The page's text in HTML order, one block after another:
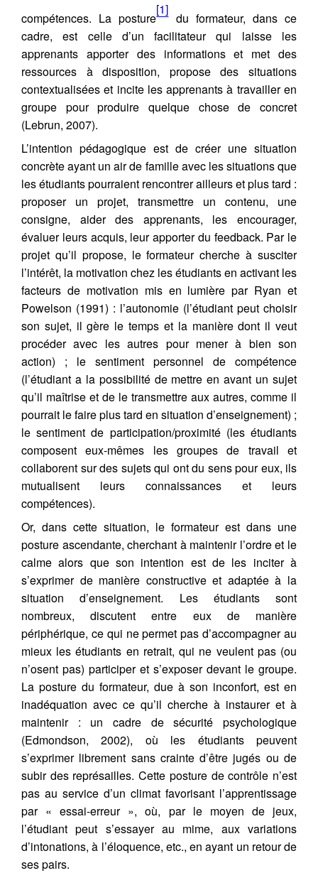
compétences. La posture
[1]
du formateur, dans ce
cadre, est celle d’un facilitateur qui laisse les
apprenants apporter des informations et met des
ressources à disposition, propose des situations
contextualisées et incite les apprenants à travailler en
groupe pour produire quelque chose de concret
(Lebrun, 2007).
L’intention pédagogique est de créer une situation
concrète ayant un air de famille avec les situations que
les étudiants pourraient rencontrer ailleurs et plus tard :
proposer un projet, transmettre un contenu, une
consigne, aider des apprenants, les encourager,
évaluer leurs acquis, leur apporter du feedback. Par le
projet qu’il propose, le formateur cherche à susciter
l’intérêt, la motivation chez les étudiants en activant les
facteurs de motivation mis en lumière par Ryan et
Powelson (1991) : l’autonomie (l’étudiant peut choisir
son sujet, il gère le temps et la manière dont il veut
procéder avec les autres pour mener à bien son
action) ; le sentiment personnel de compétence
(l’étudiant a la possibilité de mettre en avant un sujet
qu’il maîtrise et de le transmettre aux autres, comme il
pourrait le faire plus tard en situation d’enseignement) ;
le sentiment de participation/proximité (les étudiants
composent eux-mêmes les groupes de travail et
collaborent sur des sujets qui ont du sens pour eux, ils
mutualisent leurs connaissances et leurs
compétences).
Or, dans cette situation, le formateur est dans une
posture ascendante, cherchant à maintenir l’ordre et le
calme alors que son intention est de les inciter à
s’exprimer de manière constructive et adaptée à la
situation d’enseignement. Les étudiants sont
nombreux, discutent entre eux de manière
périphérique, ce qui ne permet pas d’accompagner au
mieux les étudiants en retrait, qui ne veulent pas (ou
n’osent pas) participer et s’exposer devant le groupe.
La posture du formateur, due à son inconfort, est en
inadéquation avec ce qu’il cherche à instaurer et à
maintenir : un cadre de sécurité psychologique
(Edmondson, 2002), où les étudiants peuvent
s’exprimer librement sans crainte d’être jugés ou de
subir des représailles. Cette posture de contrôle n’est
pas au service d’un climat favorisant l’apprentissage
par « essai-erreur », où, par le moyen de jeux,
l’étudiant peut s’essayer au mime, aux variations
d’intonations, à l’éloquence, etc., en ayant un retour de
ses pairs.